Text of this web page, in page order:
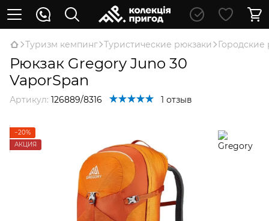
Туризм кемпинг Туристические рюкзаки Городские
Рюкзак Gregory Juno 30
VaporSpan
Артикул: 126889/8316 1 отзыв
−20%
АКЦИЯ